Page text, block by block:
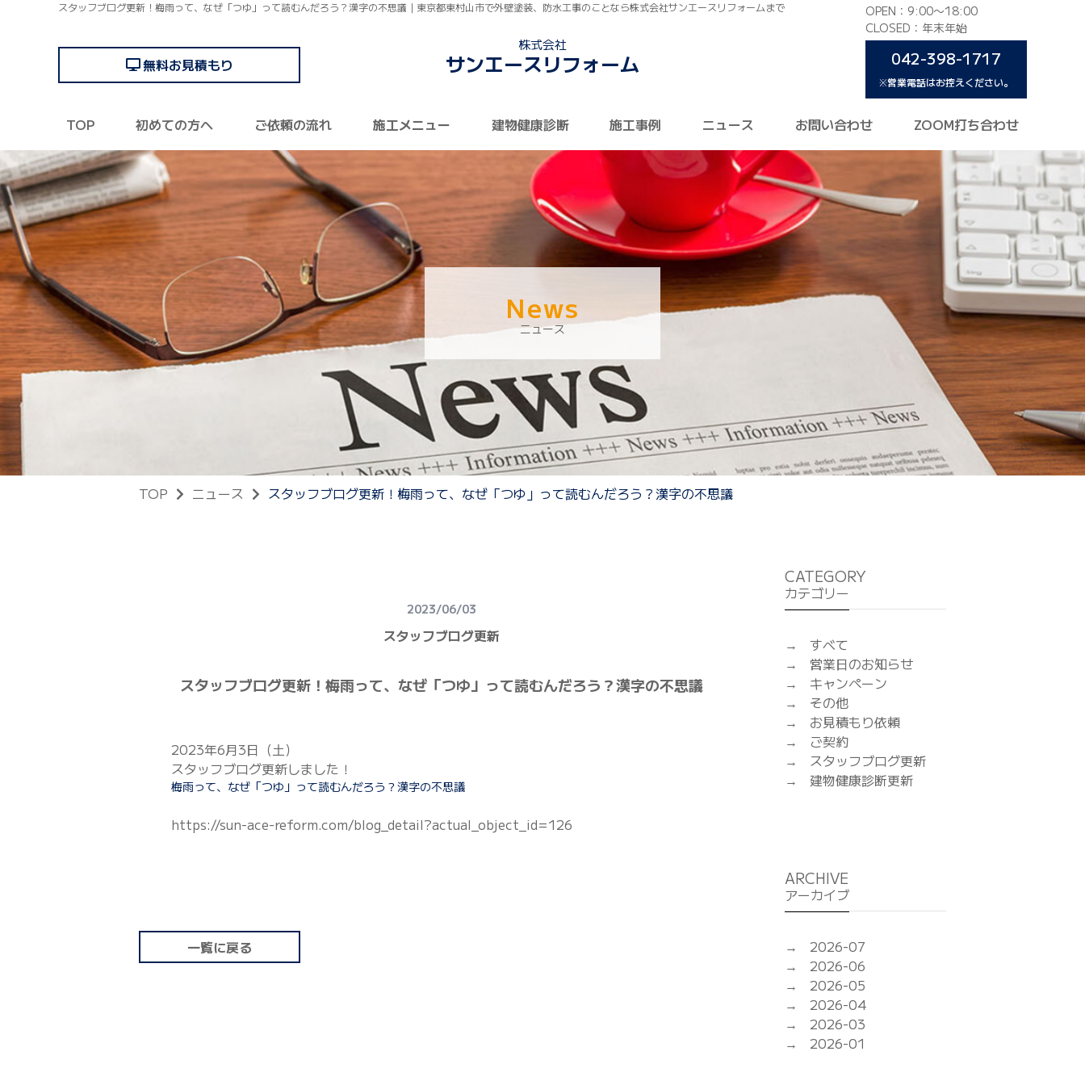
スタッフブログ更新！梅雨って、なぜ「つゆ」って読むんだろう？漢字の不思議｜東京都東村山市で外壁塗装、防水工事のことなら株式会社サンエースリフォームまで
無料お見積もり
株式会社
サンエースリフォーム
OPEN：9:00〜18:00
CLOSED：年末年始
042-398-1717
※営業電話はお控えください。
TOP 初めての方へ ご依頼の流れ 施工メニュー 建物健康診断 施工事例 ニュース お問い合わせ ZOOM打ち合わせ
News
ニュース
TOP ニュース スタッフブログ更新！梅雨って、なぜ「つゆ」って読むんだろう？漢字の不思議
2023/06/03
スタッフブログ更新
スタッフブログ更新！梅雨って、なぜ「つゆ」って読むんだろう？漢字の不思議
2023年6月3日（土）
スタッフブログ更新しました！
梅雨って、なぜ「つゆ」って読むんだろう？漢字の不思議
https://sun-ace-reform.com/blog_detail?actual_object_id=126
一覧に戻る
CATEGORY
カテゴリー
すべて
営業日のお知らせ
キャンペーン
その他
お見積もり依頼
ご契約
スタッフブログ更新
建物健康診断更新
ARCHIVE
アーカイブ
2026-07
2026-06
2026-05
2026-04
2026-03
2026-01